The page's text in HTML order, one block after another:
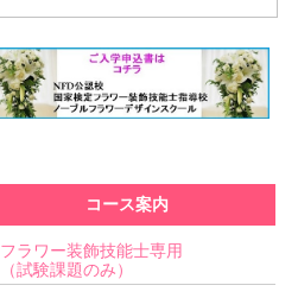
コース案内
フラワー装飾技能士専用
（試験課題のみ）